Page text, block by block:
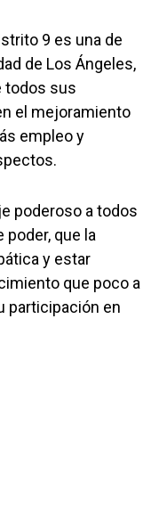
9 es una de
de Los Ángeles,
todos sus
el mejoramiento
empleo y
poderoso a todos
poder, que la
y estar
que poco a
participación en